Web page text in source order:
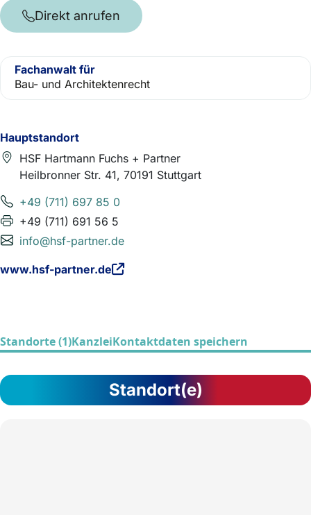
Hauptstandort
HSF Hartmann Fuchs + Partner
Heilbronner Str. 41, 70191 Stuttgart
+49 (711) 697 85 0
+49 (711) 691 56 5
info@hsf-partner.de
www.hsf-partner.de
Direkt anrufen
Fachanwalt für
Bau- und Architektenrecht
Standorte (1)KanzleiKontaktdaten speichern
Standort(e)